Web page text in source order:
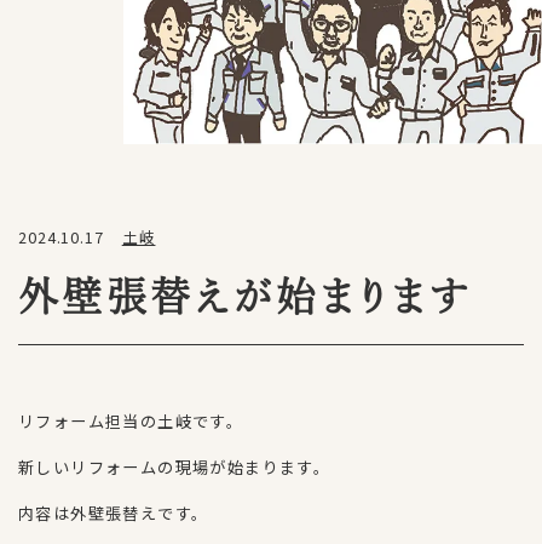
2024.10.17 土岐
外壁張替えが始まります
リフォーム担当の土岐です。
新しいリフォームの現場が始まります。
内容は外壁張替えです。